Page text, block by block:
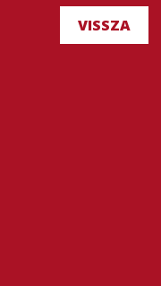
VISSZA